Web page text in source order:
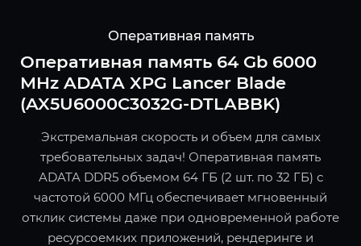
Оперативная память
Оперативная память 64 Gb 6000
MHz ADATA XPG Lancer Blade
(AX5U6000C3032G-DTLABBK)
Экстремальная скорость и объем для самых
требовательных задач! Оперативная память
ADATA DDR5 объемом 64 ГБ (2 шт. по 32 ГБ) с
частотой 6000 МГц обеспечивает мгновенный
отклик системы даже при одновременной работе
ресурсоемких приложений, рендеринге и